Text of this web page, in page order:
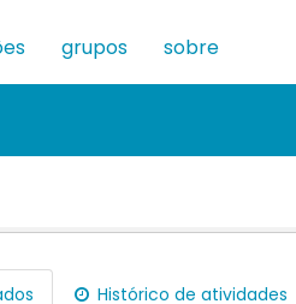
grupos sobre
Histórico de atividades